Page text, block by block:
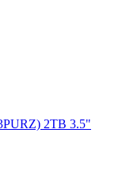
2ТВ 3.5"